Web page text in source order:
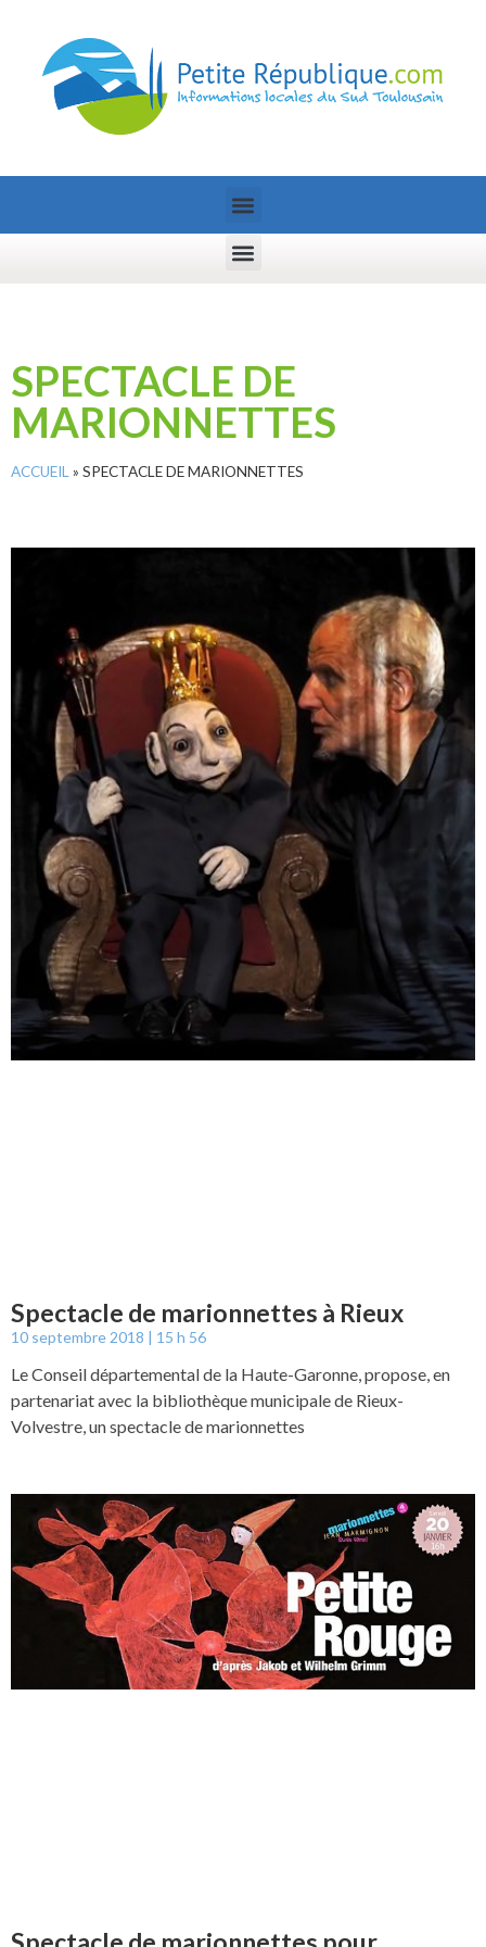
SPECTACLE DE
MARIONNETTES
ACCUEIL » SPECTACLE DE MARIONNETTES
Spectacle de marionnettes à Rieux
10 septembre 2018 15 h 56
Le Conseil départemental de la Haute-Garonne, propose, en
partenariat avec la bibliothèque municipale de Rieux-
Volvestre, un spectacle de marionnettes